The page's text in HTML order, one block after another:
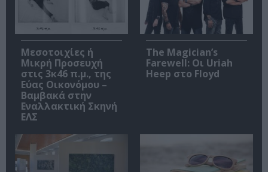
Μεσοτοιχίες ή
Μικρή Προσευχή
στις 3κ46 π.μ., της
Εύας Οικονόμου –
Βαμβακά στην
Εναλλακτική Σκηνή
ΕΛΣ
The Magician’s
Farewell: Οι Uriah
Heep στο Floyd